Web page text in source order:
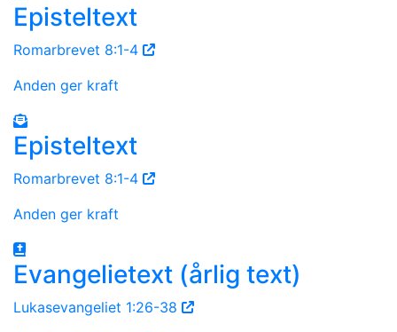
Episteltext
Romarbrevet 8:1-4
Anden ger kraft
Episteltext
Romarbrevet 8:1-4
Anden ger kraft
Evangelietext (årlig text)
Lukasevangeliet 1:26-38